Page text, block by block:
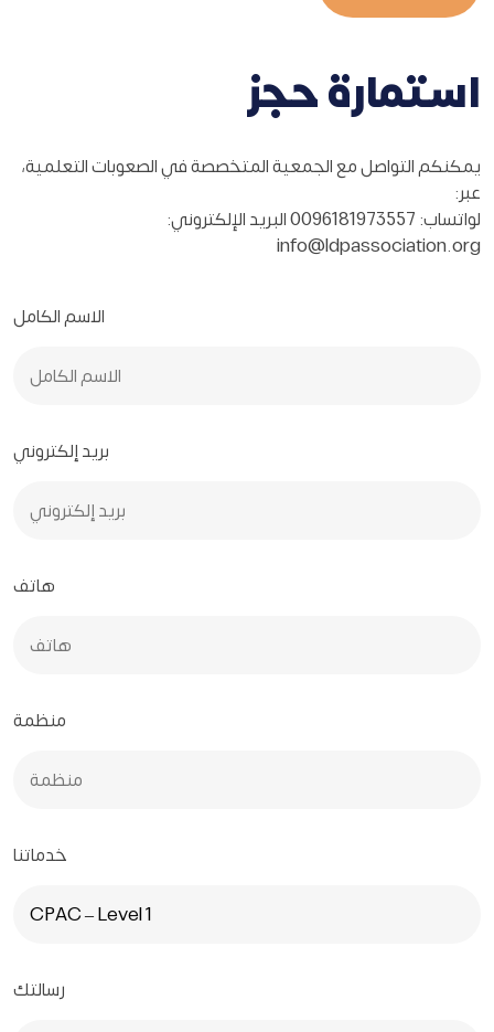
استمارة حجز
يمكنكم التواصل مع الجمعية المتخصصة في الصعوبات التعلمية،
عبر:
لواتساب: 0096181973557 البريد الإلكتروني:
info@ldpassociation.org
الاسم الكامل
بريد إلكتروني
هاتف
منظمة
خدماتنا
رسالتك